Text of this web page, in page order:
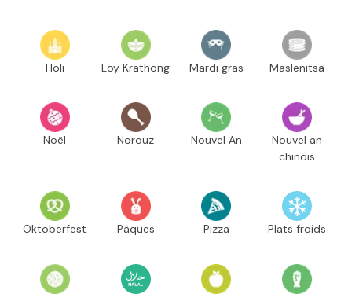
Holi Loy Krathong Mardi gras Maslenitsa
Noël Norouz Nouvel An
Nouvel an
chinois
Oktoberfest Pâques Pizza Plats froids